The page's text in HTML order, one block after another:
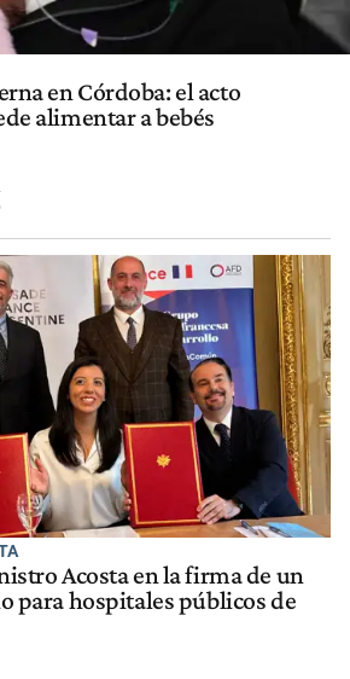
en Córdoba: el acto
alimentar a bebés
Acosta en la firma de un
para hospitales públicos de